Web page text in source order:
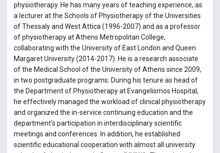
physiotherapy. He has many years of teaching experience, as
a lecturer at the Schools of Physiotherapy of the Universities
of Thessaly and West Attica (1996-2007) and as a professor
of physiotherapy at Athens Metropolitan College,
collaborating with the University of East London and Queen
Margaret University (2014-2017). He is a research associate
of the Medical School of the University of Athens since 2009,
in two postgraduate programs. During his tenure as head of
the Department of Physiotherapy at Evangelismos Hospital,
he effectively managed the workload of clinical physiotherapy
and organized the in-service continuing education and the
department's participation in interdisciplinary scientific
meetings and conferences. In addition, he established
scientific educational cooperation with almost all university